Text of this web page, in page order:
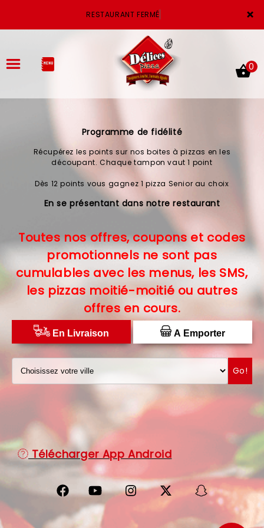
×
RESTAURANT FERMÉ
LA CARTE
VOTRE COMPTE
VOS AVIS
MENTIONS LÉGALES
C.G.V
PROTECTION DES DONNÉES
DISTRIBUTEUR DE PIZZAS
0
Programme de fidélité
Récupérez les points sur nos boites à pizzas en les
découpant. Chaque tampon vaut 1 point
Dès 12 points vous gagnez 1 pizza Senior au choix
En se présentant dans notre restaurant
Toutes nos offres, coupons et codes
promotionnels ne sont pas
cumulables avec les menus, les SMS,
les pizzas moitié-moitié ou autres
offres en cours.
En Livraison A Emporter
Go!
Télécharger App Android